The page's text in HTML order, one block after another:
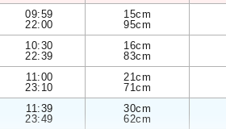
09:59
22:00
15cm
95cm
10:30
22:39
16cm
83cm
11:00
23:10
21cm
71cm
11:39
23:49
30cm
62cm